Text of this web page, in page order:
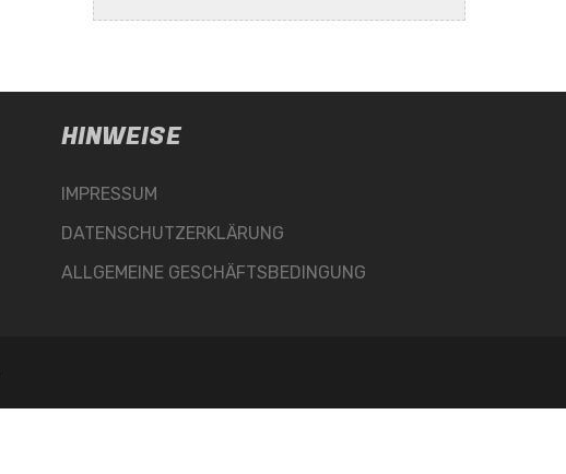
HINWEISE
IMPRESSUM
DATENSCHUTZERKLÄRUNG
ALLGEMEINE GESCHÄFTSBEDINGUNG